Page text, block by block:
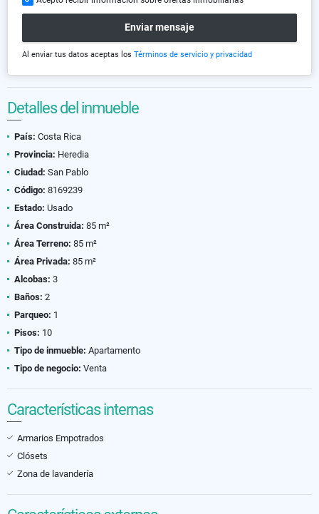
Enviar mensaje
Al enviar tus datos aceptas los Términos de servicio y privacidad
Detalles del inmueble
País: Costa Rica
Provincia: Heredia
Ciudad: San Pablo
Código: 8169239
Estado: Usado
Área Construida: 85 m²
Área Terreno: 85 m²
Área Privada: 85 m²
Alcobas: 3
Baños: 2
Parqueo: 1
Pisos: 10
Tipo de inmueble: Apartamento
Tipo de negocio: Venta
Características internas
Armarios Empotrados
Clósets
Zona de lavandería